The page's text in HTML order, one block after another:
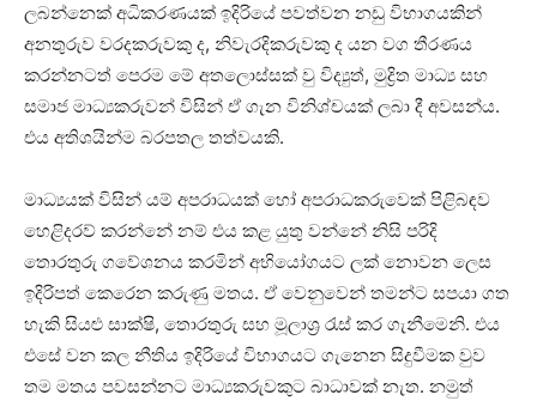
ලබන්නෙක් අධිකරණයක් ඉදිරියේ පවත්වන නඩු විභාගයකින්
අනතුරුව වරදකරුවකු ද, නිවැරදිකරුවකු ද යන වග තීරණය
කරන්නටත් පෙරම මේ අතලොස්සක් වු විද්‍යුත්, මුද්‍රිත මාධ්‍ය සහ
සමාජ මාධ්‍යකරුවන් විසින් ඒ ගැන විනිශ්චයක් ලබා දී අවසන්ය.
එය අතිශයින්ම බරපතල තත්වයකි.
මාධ්‍යයක් විසින් යම් අපරාධයක් හෝ අපරාධකරුවෙක් පිළිබඳව
හෙළිදරව් කරන්නේ නම් එය කළ යුතු වන්නේ නිසි පරිදි
තොරතුරු ගවේශනය කරමින් අභියෝගයට ලක් නොවන ලෙස
ඉදිරිපත් කෙරෙන කරුණු මතය. ඒ වෙනුවෙන් තමන්ට සපයා ගත
හැකි සියළු සාක්ෂි, තොරතුරු සහ මූලාශ්‍ර රැස් කර ගැනීමෙනි. එය
එසේ වන කල නීතිය ඉදිරියේ විභාගයට ගැනෙන සිදුවීමක වුව
තම මතය පවසන්නට මාධ්‍යකරුවකුට බාධාවක් නැත. නමුත්